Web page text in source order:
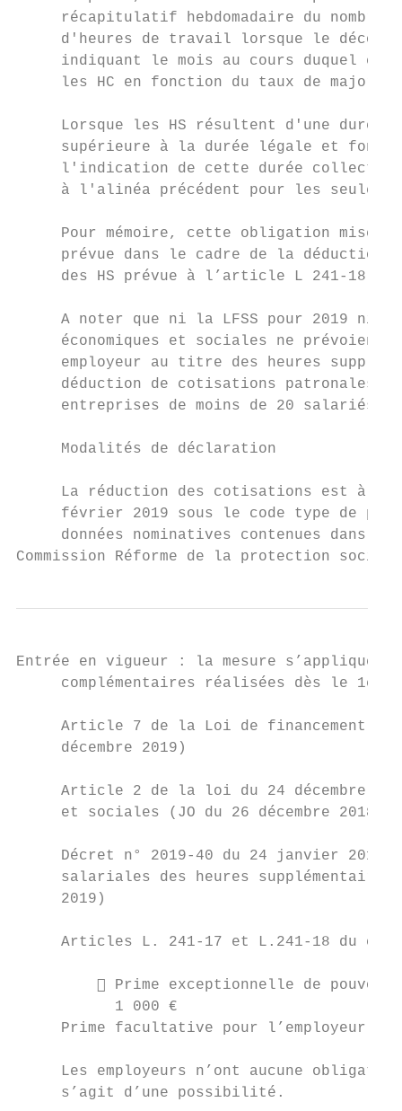
récapitulatif hebdomadaire du nombre
d'heures de travail lorsque le
indiquant le mois au cours duquel
les HC en fonction du taux de
Lorsque les HS résultent d'une durée
supérieure à la durée légale et font
l'indication de cette durée
à l'alinéa précédent pour les seules
Pour mémoire, cette obligation mise
prévue dans le cadre de la déduction
des HS prévue à l’article L 241-18 du
A noter que ni la LFSS pour 2019 ni
économiques et sociales ne prévoient
employeur au titre des heures
déduction de cotisations patronales
     entreprises de moins de 20 salariés.
     Modalités de déclaration
La réduction des cotisations est à
février 2019 sous le code type de
données nominatives contenues dans
Commission Réforme de la protection
Entrée en vigueur : la mesure s’applique
complémentaires réalisées dès le 1er
Article 7 de la Loi de financement
     décembre 2019)
Article 2 de la loi du 24 décembre
     et sociales (JO du 26 décembre 2018)
Décret n° 2019-40 du 24 janvier 2019
salariales des heures
     2019)
Articles L. 241-17 et L.241-18 du
 Prime exceptionnelle de pouvoir
           1 000 €
     Prime facultative pour l’employeur
Les employeurs n’ont aucune
     s’agit d’une possibilité.